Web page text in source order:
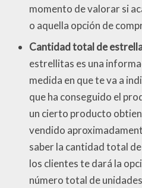
momento de valorar si
o aquella opción de
Cantidad total de
estrellitas es una
medida en que te va a
que ha conseguido el
un cierto producto
vendido
saber la cantidad total
los clientes te dará la
número total de